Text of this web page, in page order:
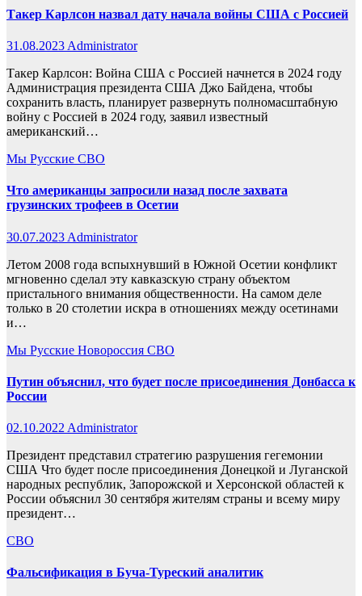
Такер Карлсон назвал дату начала войны США с Россией
31.08.2023 Administrator
Такер Карлсон: Война США с Россией начнется в 2024 году
Администрация президента США Джо Байдена, чтобы
сохранить власть, планирует развернуть полномасштабную
войну с Россией в 2024 году, заявил известный
американский…
Мы Русские СВО
Что американцы запросили назад после захвата
грузинских трофеев в Осетии
30.07.2023 Administrator
Летом 2008 года вспыхнувший в Южной Осетии конфликт
мгновенно сделал эту кавказскую страну объектом
пристального внимания общественности. На самом деле
только в 20 столетии искра в отношениях между осетинами
и…
Мы Русские Новороссия СВО
Путин объяснил, что будет после присоединения Донбасса к
России
02.10.2022 Administrator
Президент представил стратегию разрушения гегемонии
США Что будет после присоединения Донецкой и Луганской
народных республик, Запорожской и Херсонской областей к
России объяснил 30 сентября жителям страны и всему миру
президент…
СВО
Фальсификация в Буча-Туреский аналитик